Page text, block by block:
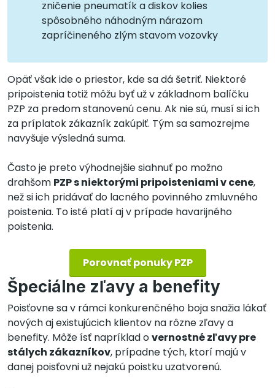
zničenie pneumatík a diskov kolies
spôsobného náhodným nárazom
zapríčineného zlým stavom vozovky
Opäť však ide o priestor, kde sa dá šetriť. Niektoré
pripoistenia totiž môžu byť už v základnom balíčku
PZP za predom stanovenú cenu. Ak nie sú, musí si ich
za príplatok zákazník zakúpiť. Tým sa samozrejme
navyšuje výsledná suma.
Často je preto výhodnejšie siahnuť po možno
drahšom PZP s niektorými pripoisteniami v cene,
než si ich pridávať do lacného povinného zmluvného
poistenia. To isté platí aj v prípade havarijného
poistenia.
Porovnať ponuky PZP
Špeciálne zľavy a benefity
Poisťovne sa v rámci konkurenčného boja snažia lákať
nových aj existujúcich klientov na rôzne zľavy a
benefity. Môže ísť napríklad overnostné zľavy pre
stálych zákazníkov, prípadne tých, ktorí majú v
danej poisťovni už nejakú poistku uzatvorenú.